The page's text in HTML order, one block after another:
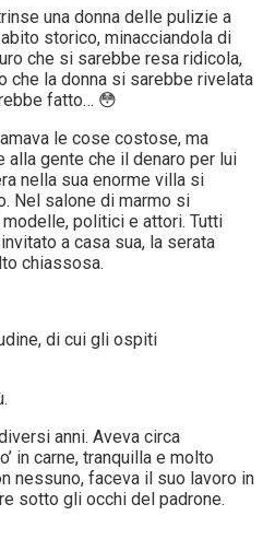
una donna delle pulizie a
storico, minacciandola di
che si sarebbe resa ridicola,
che la donna si sarebbe rivelata
fatto… 😳
le cose costose, ma
alla gente che il denaro per lui
nella sua enorme villa si
Nel salone di marmo si
politici e attori. Tutti
a casa sua, la serata
chiassosa.
di cui gli ospiti
anni. Aveva circa
in carne, tranquilla e molto
nessuno, faceva il suo lavoro in
sotto gli occhi del padrone.